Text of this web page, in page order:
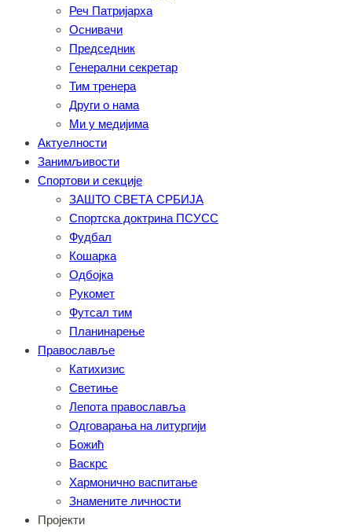
Реч Патријарха
Оснивачи
Председник
Генерални секретар
Тим тренера
Други о нама
Ми у медијима
Актуелности
Занимљивости
Спортови и секције
ЗАШТО СВЕТА СРБИЈА
Спортска доктрина ПСУСС
Фудбал
Кошарка
Одбојка
Рукомет
Футсал тим
Планинарење
Православље
Катихизис
Светиње
Лепота православља
Одговарања на литургији
Божић
Васкрс
Хармонично васпитање
Знамените личности
Пројекти